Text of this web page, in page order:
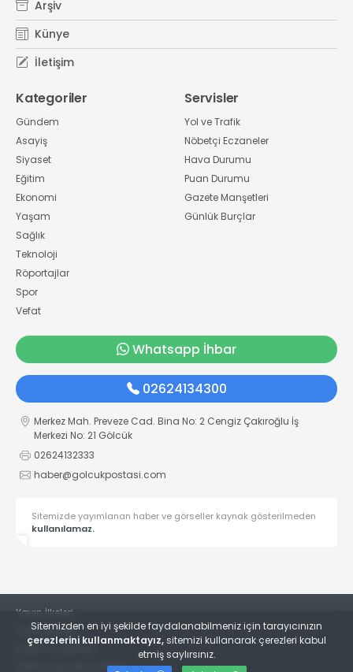
Arşiv
Künye
İletişim
Kategoriler
Gündem
Asayiş
Siyaset
Eğitim
Ekonomi
Yaşam
Sağlık
Teknoloji
Röportajlar
Spor
Vefat
Servisler
Yol ve Trafik
Nöbetçi Eczaneler
Hava Durumu
Puan Durumu
Gazete Manşetleri
Günlük Burçlar
Whatsapp İhbar
02624134300
Merkez Mah. Preveze Cad. Bina No: 2 Cengiz Çakıroğlu İş
Merkezi No: 21 Gölcük
02624132333
haber@golcukpostasi.com
Sitemizde yayımlanan haber ve görseller kaynak gösterilmeden
kullanılamaz.
Yayın İlkeleri
Veri Politikası
Kullanım Şartları
KVKK Aydınlatma Metni
Sitemizden en iyi şekilde faydalanabilmeniz için tarayıcınızın
çerezlerini kullanmaktayız, sitemizi kullanarak çerezleri kabul
etmiş saylırsınız.